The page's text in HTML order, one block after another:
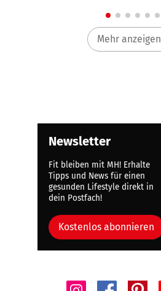
Mehr anzeigen
Newsletter
Fit bleiben mit MH! Erhalte
Tipps und News für einen
gesunden Lifestyle direkt in
dein Postfach!
Kostenlos abonnieren